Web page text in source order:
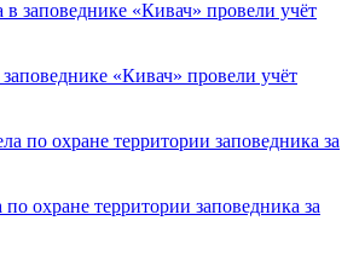
«Кивач» провели учёт
охране территории заповедника за